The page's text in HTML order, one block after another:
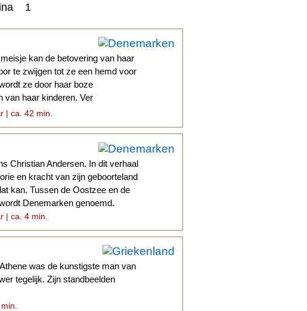
1
kan de betovering van haar
te zwijgen tot ze een hemd voor
ze door haar boze
van haar kinderen. Ver
| ca. 42 min.
Christian Andersen. In dit verhaal
en kracht van zijn geboorteland
kan. Tussen de Oostzee en de
Denemarken genoemd.
| ca. 4 min.
was de kunstigste man van
tegelijk. Zijn standbeelden